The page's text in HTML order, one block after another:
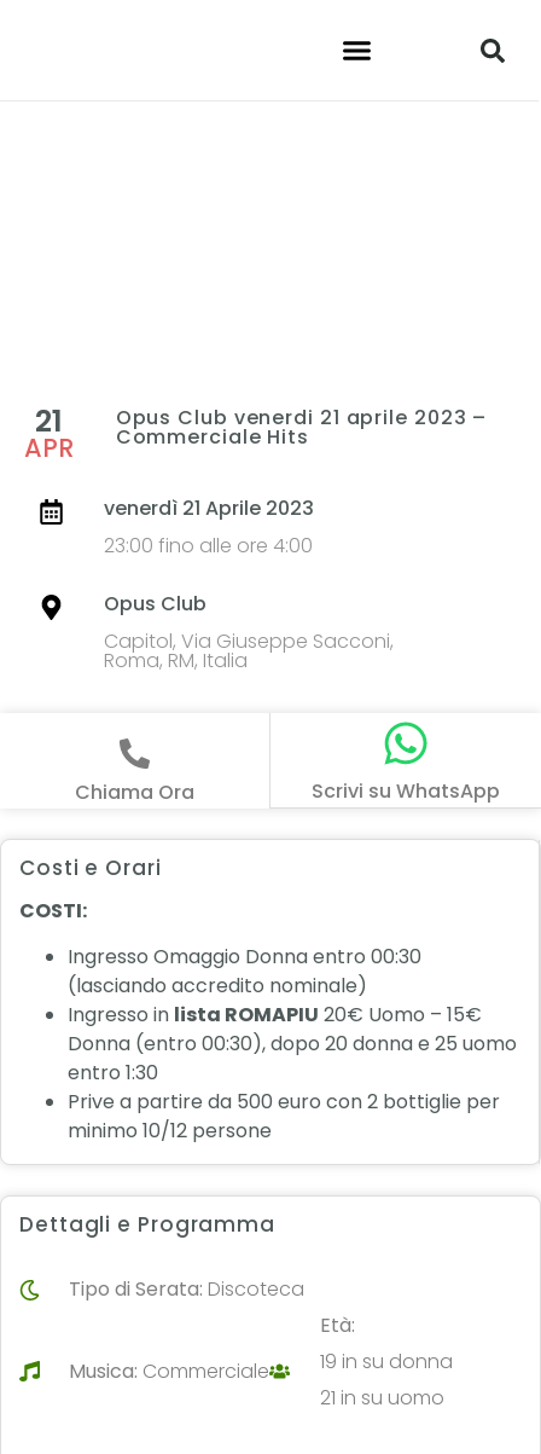
21
APR
Opus Club venerdi 21 aprile 2023 –
Commerciale Hits
venerdì 21 Aprile 2023
23:00 fino alle ore 4:00
Opus Club
Capitol, Via Giuseppe Sacconi,
Roma, RM, Italia
Chiama Ora Scrivi su WhatsApp
Costi e Orari
COSTI:
Ingresso Omaggio Donna entro 00:30
(lasciando accredito nominale)
Ingresso in lista ROMAPIU 20€ Uomo – 15€
Donna (entro 00:30), dopo 20 donna e 25 uomo
entro 1:30
Prive a partire da 500 euro con 2 bottiglie per
minimo 10/12 persone
Dettagli e Programma
Tipo di Serata: Discoteca
Musica: Commerciale
Età:
19 in su donna
21 in su uomo